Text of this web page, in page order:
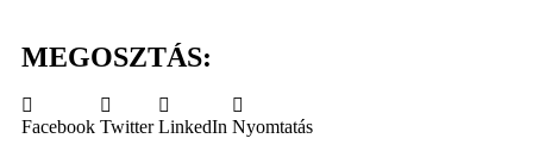
MEGOSZTÁS:
Facebook Twitter LinkedIn Nyomtatás